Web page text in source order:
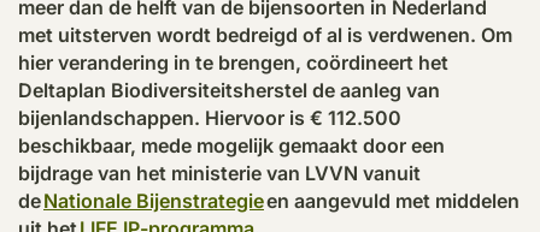
meer dan de helft van de bijensoorten in Nederland
met uitsterven wordt bedreigd of al is verdwenen. Om
hier verandering in te brengen, coördineert het
Deltaplan Biodiversiteitsherstel de aanleg van
bijenlandschappen. Hiervoor is € 112.500
beschikbaar, mede mogelijk gemaakt door een
bijdrage van het ministerie van LVVN vanuit
deNationale Bijenstrategieen aangevuld met middelen